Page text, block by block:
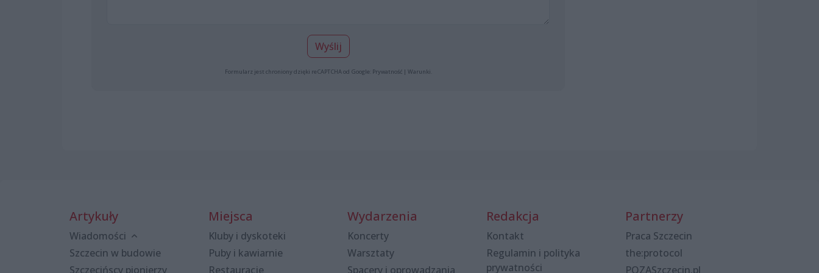
Wyślij
Formularz jest chroniony dzięki reCAPTCHA od Google: Prywatność| Warunki
Artykuły
Wiadomości
Szczecin w budowie
Szczecińscy pionierzy
Miejsca
Kluby i dyskoteki
Puby i kawiarnie
Restauracje
Wydarzenia
Koncerty
Warsztaty
Spacery i oprowadzania
Redakcja
Kontakt
Regulamin i polityka
prywatności
Partnerzy
Praca Szczecin
the:protocol
POZASzczecin.pl